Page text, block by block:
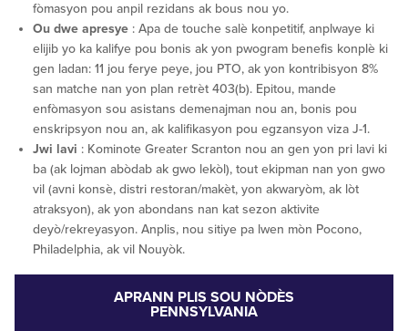
fòmasyon pou anpil rezidans ak bous nou yo.
Ou dwe apresye : Apa de touche salè konpetitif, anplwaye ki
elijib yo ka kalifye pou bonis ak yon pwogram benefis konplè ki
gen ladan: 11 jou ferye peye, jou PTO, ak yon kontribisyon 8%
san matche nan yon plan retrèt 403(b). Epitou, mande
enfòmasyon sou asistans demenajman nou an, bonis pou
enskripsyon nou an, ak kalifikasyon pou egzansyon viza J-1.
Jwi lavi : Kominote Greater Scranton nou an gen yon pri lavi ki
ba (ak lojman abòdab ak gwo lekòl), tout ekipman nan yon gwo
vil (avni konsè, distri restoran/makèt, yon akwaryòm, ak lòt
atraksyon), ak yon abondans nan kat sezon aktivite
deyò/rekreyasyon. Anplis, nou sitiye pa lwen mòn Pocono,
Philadelphia, ak vil Nouyòk.
APRANN PLIS SOU NÒDÈS
PENNSYLVANIA